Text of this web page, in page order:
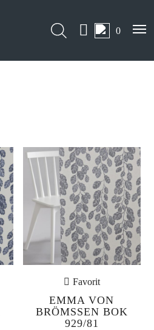
0
Favorit
EMMA VON
BRÖMSSEN BOK
929/81